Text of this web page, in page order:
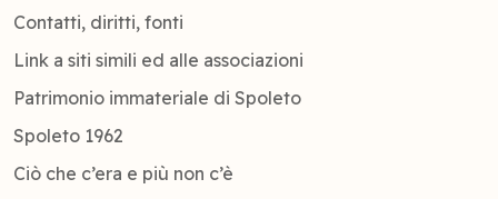
Contatti, diritti, fonti
Link a siti simili ed alle associazioni
Patrimonio immateriale di Spoleto
Spoleto 1962
Ciò che c’era e più non c’è